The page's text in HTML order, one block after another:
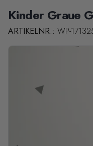
Kinder Graue
ARTIKELNR.: WP-